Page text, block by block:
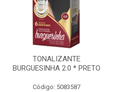
TONALIZANTE
BURGUESINHA 2.0 * PRETO
Código: 5083587